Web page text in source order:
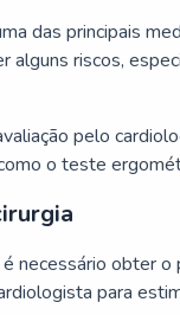
das principais
alguns riscos,
pelo
o teste
necessário obter o
para